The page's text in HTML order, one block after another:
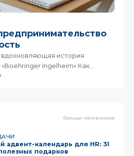
история
Ingelheim» Как
проект социального
больше материалов
адвент-календарь для HR: 31
подарков